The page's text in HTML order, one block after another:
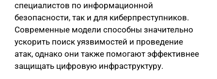
специалистов по информационной
безопасности, так и для киберпреступников.
Современные модели способны значительно
ускорить поиск уязвимостей и проведение
атак, однако они также помогают эффективнее
защищать цифровую инфраструктуру.